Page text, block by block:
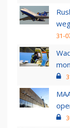
31-